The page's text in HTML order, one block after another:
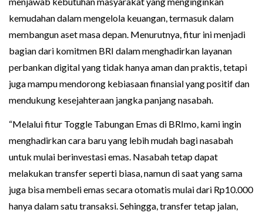
kemudahan dalam mengelola keuangan, termasuk dalam
membangun aset masa depan. Menurutnya, fitur ini menjadi
bagian dari komitmen BRI dalam menghadirkan layanan
perbankan digital yang tidak hanya aman dan praktis, tetapi
juga mampu mendorong kebiasaan finansial yang positif dan
mendukung kesejahteraan jangka panjang nasabah.
“Melalui fitur Toggle Tabungan Emas di BRImo, kami ingin
menghadirkan cara baru yang lebih mudah bagi nasabah
untuk mulai berinvestasi emas. Nasabah tetap dapat
melakukan transfer seperti biasa, namun di saat yang sama
juga bisa membeli emas secara otomatis mulai dari Rp10.000
hanya dalam satu transaksi. Sehingga, transfer tetap jalan,